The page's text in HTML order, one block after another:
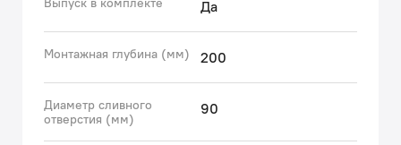
Да
Монтажная глубина (мм) 200
Диаметр сливного
отверстия (мм)
90